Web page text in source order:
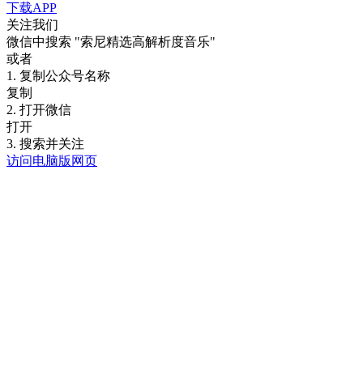
下载APP
关注我们
微信中搜索 "索尼精选高解析度音乐"
或者
1. 复制公众号名称
复制
2. 打开微信
打开
3. 搜索并关注
访问电脑版网页